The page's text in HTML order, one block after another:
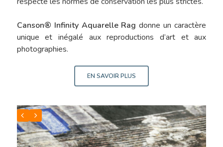
Canson® Infinity Aquarelle Rag donne un caractère
unique et inégalé aux reproductions d’art et aux
photographies.
EN SAVOIR PLUS